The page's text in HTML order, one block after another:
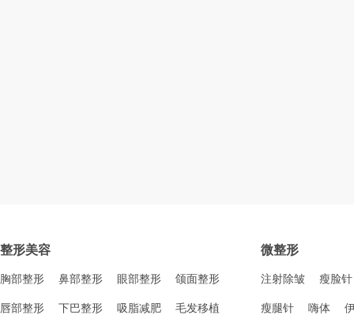
整形美容
胸部整形 鼻部整形 眼部整形 颌面整形
唇部整形 下巴整形 吸脂减肥 毛发移植
微整形
注射除皱 瘦脸针
瘦腿针 嗨体